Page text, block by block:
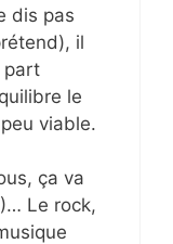
dis pas
il
part
le
viable.
ça va
Le rock,